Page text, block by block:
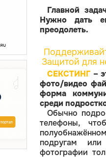
Главной
Нужно дать
преодолеть.
Защитой для
СЕКСТИНГ –
фото/видео
форма
среди
Обычно
телефоны,
подругам
фотографии